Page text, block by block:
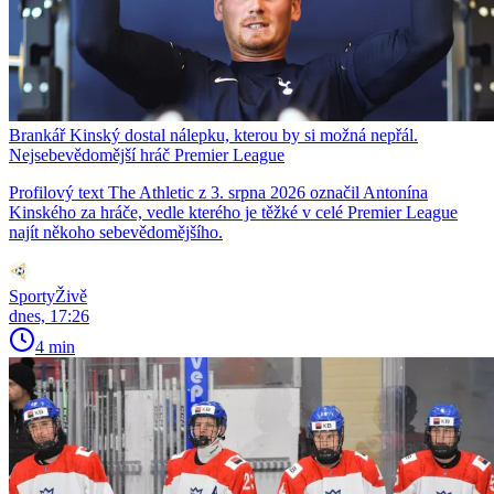
Brankář Kinský dostal nálepku, kterou by si možná nepřál.
Nejsebevědomější hráč Premier League
Profilový text The Athletic z 3. srpna 2026 označil Antonína
Kinského za hráče, vedle kterého je těžké v celé Premier League
najít někoho sebevědomějšího.
SportyŽivě
dnes, 17:26
4 min